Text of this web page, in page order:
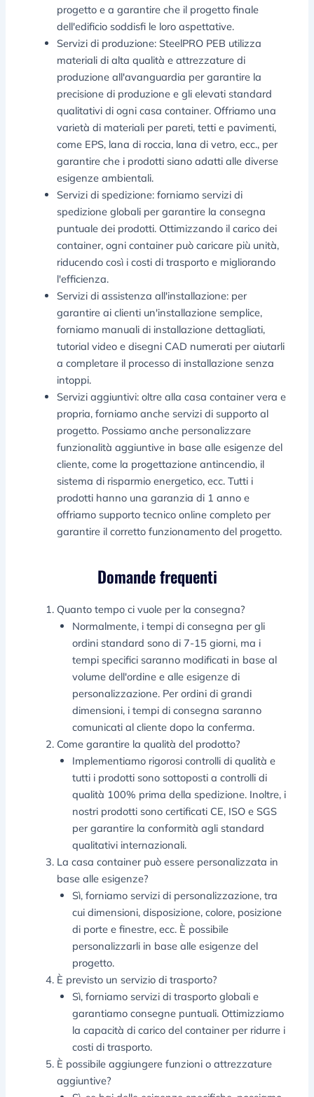
progetto e a garantire che il progetto finale
dell'edificio soddisfi le loro aspettative.
Servizi di produzione: SteelPRO PEB utilizza
materiali di alta qualità e attrezzature di
produzione all'avanguardia per garantire la
precisione di produzione e gli elevati standard
qualitativi di ogni casa container. Offriamo una
varietà di materiali per pareti, tetti e pavimenti,
come EPS, lana di roccia, lana di vetro, ecc., per
garantire che i prodotti siano adatti alle diverse
esigenze ambientali.
Servizi di spedizione: forniamo servizi di
spedizione globali per garantire la consegna
puntuale dei prodotti. Ottimizzando il carico dei
container, ogni container può caricare più unità,
riducendo così i costi di trasporto e migliorando
l'efficienza.
Servizi di assistenza all'installazione: per
garantire ai clienti un'installazione semplice,
forniamo manuali di installazione dettagliati,
tutorial video e disegni CAD numerati per aiutarli
a completare il processo di installazione senza
intoppi.
Servizi aggiuntivi: oltre alla casa container vera e
propria, forniamo anche servizi di supporto al
progetto. Possiamo anche personalizzare
funzionalità aggiuntive in base alle esigenze del
cliente, come la progettazione antincendio, il
sistema di risparmio energetico, ecc. Tutti i
prodotti hanno una garanzia di 1 anno e
offriamo supporto tecnico online completo per
garantire il corretto funzionamento del progetto.
Domande frequenti
Quanto tempo ci vuole per la consegna?
Normalmente, i tempi di consegna per gli
ordini standard sono di 7-15 giorni, ma i
tempi specifici saranno modificati in base al
volume dell'ordine e alle esigenze di
personalizzazione. Per ordini di grandi
dimensioni, i tempi di consegna saranno
comunicati al cliente dopo la conferma.
Come garantire la qualità del prodotto?
Implementiamo rigorosi controlli di qualità e
tutti i prodotti sono sottoposti a controlli di
qualità 100% prima della spedizione. Inoltre, i
nostri prodotti sono certificati CE, ISO e SGS
per garantire la conformità agli standard
qualitativi internazionali.
La casa container può essere personalizzata in
base alle esigenze?
Sì, forniamo servizi di personalizzazione, tra
cui dimensioni, disposizione, colore, posizione
di porte e finestre, ecc. È possibile
personalizzarli in base alle esigenze del
progetto.
È previsto un servizio di trasporto?
Sì, forniamo servizi di trasporto globali e
garantiamo consegne puntuali. Ottimizziamo
la capacità di carico del container per ridurre i
costi di trasporto.
È possibile aggiungere funzioni o attrezzature
aggiuntive?